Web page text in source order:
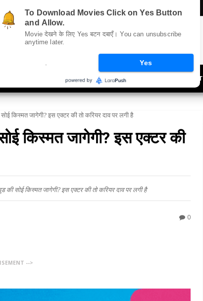
Sitemap
UPDATES LIFESTYLE OFFBEAT
किस्मत जागेगी? इस एक्टर की तो करियर दाव पर लगी है
किस्मत जागेगी? इस एक्टर की
सोई किस्मत जागेगी? इस एक्टर की तो करियर दाव पर लगी है
0
-->
To Download Movies Click on Yes Button
and Allow.
Movie देखने के लिए Yes बटन दबाएँ। You can unsubscribe
anytime later.
Yes